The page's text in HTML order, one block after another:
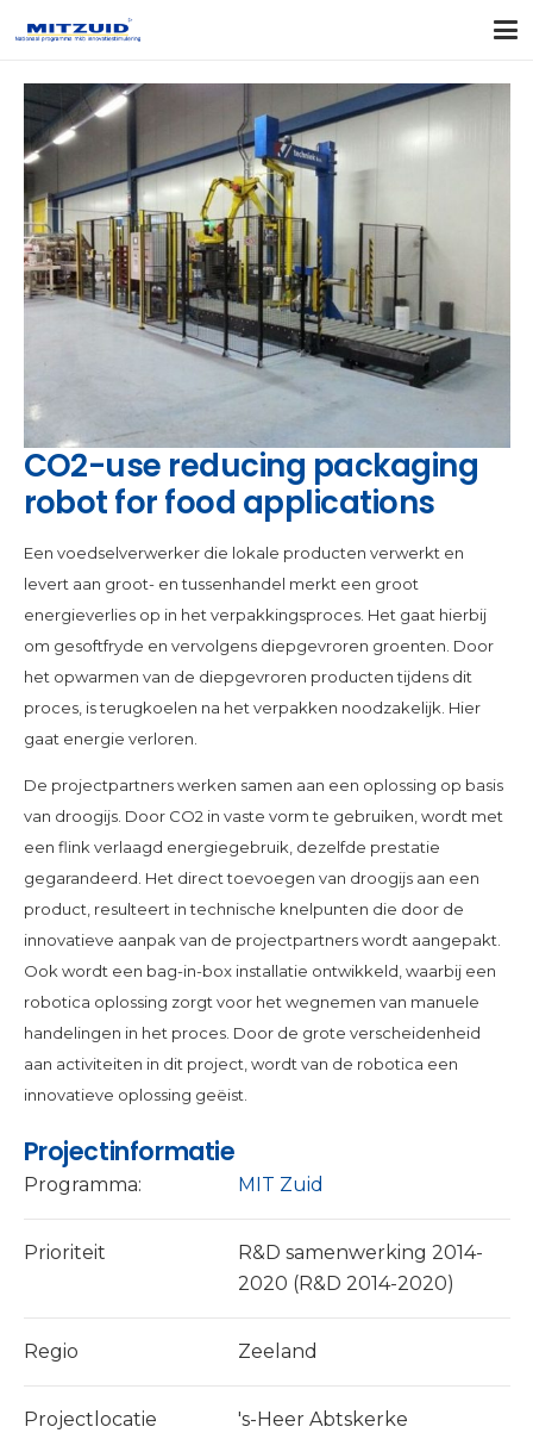
CO2-use reducing packaging
robot for food applications
Een voedselverwerker die lokale producten verwerkt en
levert aan groot- en tussenhandel merkt een groot
energieverlies op in het verpakkingsproces. Het gaat hierbij
om gesoftfryde en vervolgens diepgevroren groenten. Door
het opwarmen van de diepgevroren producten tijdens dit
proces, is terugkoelen na het verpakken noodzakelijk. Hier
gaat energie verloren.
De projectpartners werken samen aan een oplossing op basis
van droogijs. Door CO2 in vaste vorm te gebruiken, wordt met
een flink verlaagd energiegebruik, dezelfde prestatie
gegarandeerd. Het direct toevoegen van droogijs aan een
product, resulteert in technische knelpunten die door de
innovatieve aanpak van de projectpartners wordt aangepakt.
Ook wordt een bag-in-box installatie ontwikkeld, waarbij een
robotica oplossing zorgt voor het wegnemen van manuele
handelingen in het proces. Door de grote verscheidenheid
aan activiteiten in dit project, wordt van de robotica een
innovatieve oplossing geëist.
Projectinformatie
Programma: MIT Zuid
Prioriteit
R&D samenwerking 2014-
2020 (R&D 2014-2020)
Regio Zeeland
Projectlocatie 's-Heer Abtskerke